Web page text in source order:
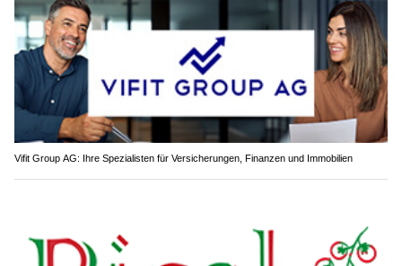
Vifit Group AG: Ihre Spezialisten für Versicherungen, Finanzen und Immobilien